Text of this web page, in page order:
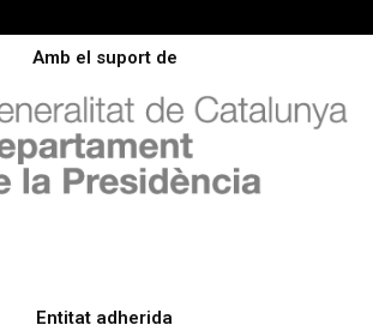
Amb el suport de
Entitat adherida